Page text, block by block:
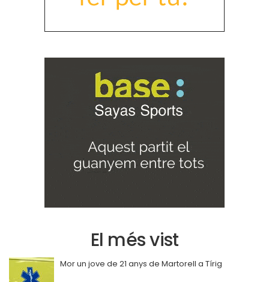
El més vist
Mor un jove de 21 anys de Martorell a Tírig